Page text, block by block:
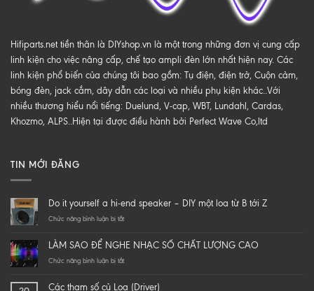
Hifiparts.net tiền thân là DIYshop.vn là một trong những đơn vị cung cấp
linh kiện cho việc nâng cấp, chế tạo ampli đèn lớn nhất hiện nay. Các
linh kiện phổ biến của chúng tôi bao gồm: Tụ điện, điện trở, Cuộn cảm,
bóng đèn, jack cắm, dây dẫn các loại và nhiều phụ kiện khác..Với
nhiều thương hiểu nổi tiếng: Duelund, V-cap, WBT, Lundahl, Cardas,
Khozmo, ALPS..Hiện tại được điều hành bởi Perfect Wave Co,ltd
TIN MỚI ĐĂNG
Do it yourself a hi-end speaker – DIY một loa từ B tới Z
Chức năng bình luận bị tắtở
yourself
a
LÀM SAO ĐỂ NGHE NHẠC SỐ CHẤT LƯỢNG CAO
Chức năng bình luận bị tắtở
Các tham số củ Loa (Driver)